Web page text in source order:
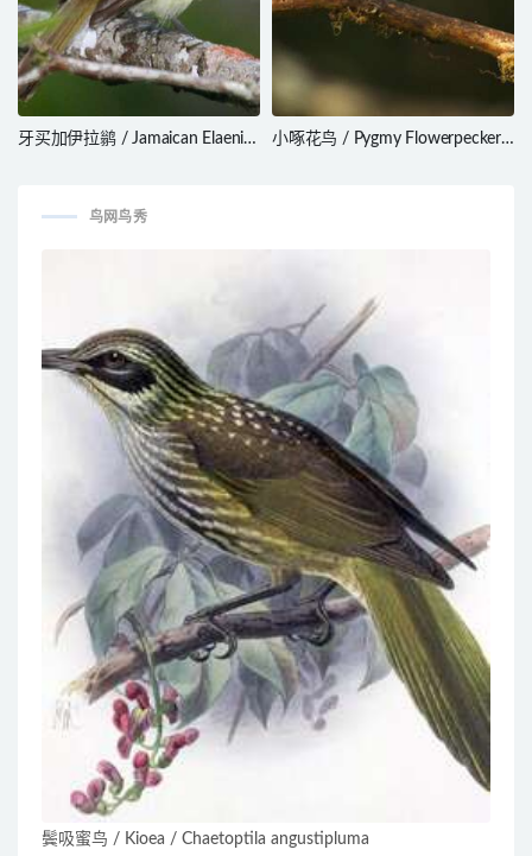
牙买加伊拉鹟 / Jamaican Elaenia
小啄花鸟 / Pygmy Flowerpecker /
鸟网鸟秀
鬓吸蜜鸟 / Kioea / Chaetoptila angustipluma